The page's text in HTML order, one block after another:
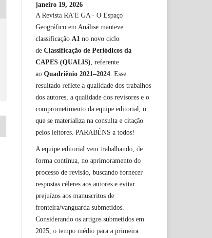
janeiro 19, 2026
A Revista RA'E GA - O Espaço
Geográfico em Análise manteve
classificação A1 no novo ciclo
de Classificação de Periódicos da
CAPES (QUALIS) , referente
ao Quadriênio 2021–2024 . Esse
resultado reflete a qualidade dos trabalhos
dos autores, a qualidade dos revisores e o
comprometimento da equipe editorial, o
que se materializa na consulta e citação
pelos leitores. PARABÉNS a todos!
A equipe editorial vem trabalhando, de
forma contínua, no aprimoramento do
processo de revisão, buscando fornecer
respostas céleres aos autores e evitar
prejuízos aos manuscritos de
fronteira/vanguarda submetidos.
Considerando os artigos submetidos em
2025, o tempo médio para a primeira